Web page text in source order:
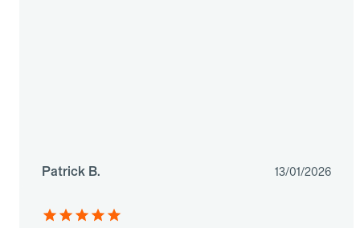
Patrick B. 13/01/2026